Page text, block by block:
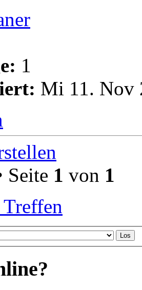
1
Mi 11. Nov
Seite 1 von 1